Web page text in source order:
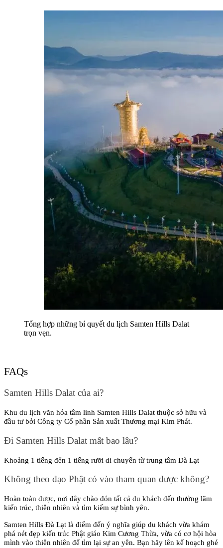
Tổng hợp những bí quyết du lịch Samten Hills Dalat
trọn vẹn.
FAQs
Samten Hills Dalat của ai?
Khu du lịch văn hóa tâm linh Samten Hills Dalat thuộc sở hữu và
đầu tư bởi Công ty Cổ phần Sản xuất Thương mại Kim Phát.
Đi Samten Hills Dalat mất bao lâu?
Khoảng 1 tiếng đến 1 tiếng rưỡi di chuyển từ trung tâm Đà Lạt
Không theo đạo Phật có vào tham quan được không?
Hoàn toàn được, nơi đây chào đón tất cả du khách đến thưởng lãm
kiến trúc, thiên nhiên và tìm kiếm sự bình yên.
Samten Hills Đà Lạt là điểm đến ý nghĩa giúp du khách vừa khám
phá nét đẹp kiến trúc Phật giáo Kim Cương Thừa, vừa có cơ hội hòa
mình vào thiên nhiên để tìm lại sự an yên. Bạn hãy lên kế hoạch ghé